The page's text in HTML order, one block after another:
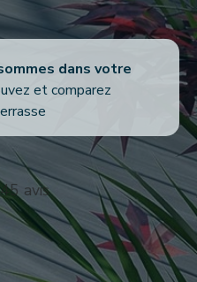
dans votre
et comparez
avis